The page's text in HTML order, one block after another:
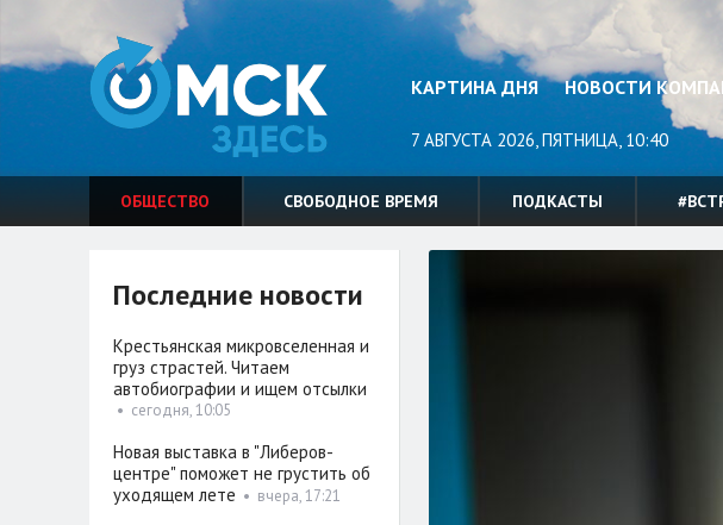
КАРТИНА ДНЯ НОВОСТИ
7 АВГУСТА 2026, ПЯТНИЦА, 10:40
ОБЩЕСТВО СВОБОДНОЕ ВРЕМЯ ПОДКАСТЫ
Последние новости
Крестьянская микровселенная и
груз страстей. Читаем
автобиографии и ищем отсылки
• сегодня, 10:05
Новая выставка в "Либеров-
центре" поможет не грустить об
уходящем лете • вчера, 17:21